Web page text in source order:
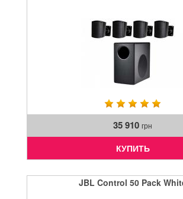
35 910 грн
КУПИТЬ
JBL Control 50 Pack